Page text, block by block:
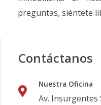
preguntas, siéntete
Contáctanos
Nuestra Oficina
Av. Insurgentes